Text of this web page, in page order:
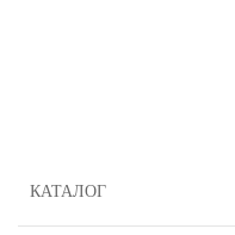
КАТАЛОГ